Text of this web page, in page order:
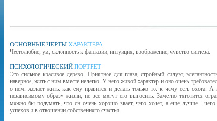
ОСНОВНЫЕ ЧЕРТЫ ХАРАКТЕРА
Честолюбие, ум, склонность к фантазии, интуиция, воображение, чувство синтеза.
ПСИХОЛОГИЧЕСКИЙ ПОРТРЕТ
Это сильное красивое дерево. Приятное для глаза, стройный силуэт,
наверное, жить с ним вместе нелегко. У него живой характер и оно очень
о нем, желает жить, как ему нравится и делать только то, к чему есть охота. А
независимому образу жизни, не все могут его выносить. Заметно тяготится
можно бы подумать, что он очень хорошо знает, чего хочет, а еще лучше -
успехов и в отношении собственного счастья.